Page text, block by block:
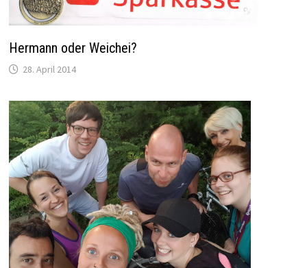
Hermann oder Weichei?
28. April 2014